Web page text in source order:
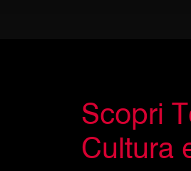
Scopri
Cultura